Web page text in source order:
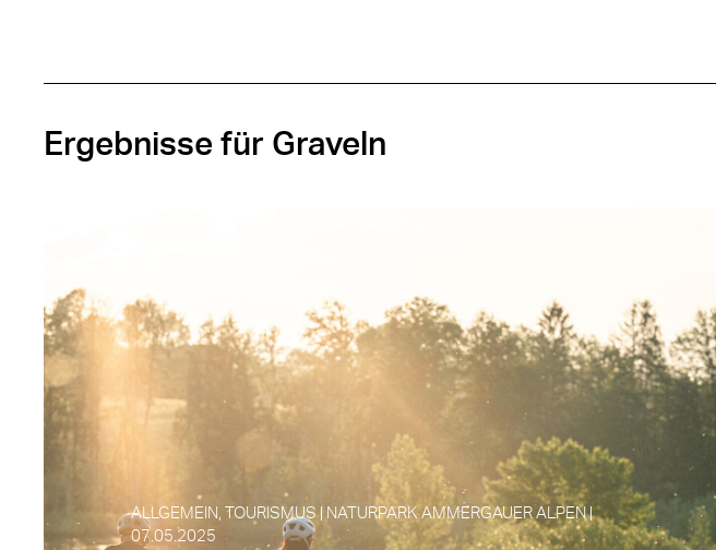
Ergebnisse für Graveln
ALLGEMEIN, TOURISMUS | NATURPARK AMMERGAUER ALPEN |
07.05.2025